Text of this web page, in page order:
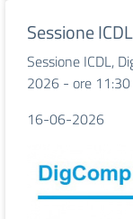
Sessione ICDL
Sessione ICDL,
2026 - ore 11:30
16-06-2026